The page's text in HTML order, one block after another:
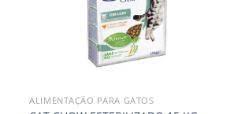
ALIMENTAÇÃO PARA GATOS